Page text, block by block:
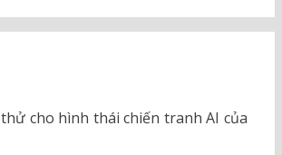
cho hình thái chiến tranh AI của